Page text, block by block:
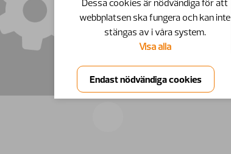
Dessa cookies är nödvändiga för att
webbplatsen ska fungera och kan inte
stängas av i våra system.
Visa alla